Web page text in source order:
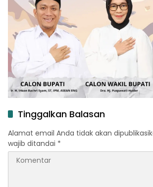
Tinggalkan Balasan
Alamat email Anda tidak akan
wajib ditandai *